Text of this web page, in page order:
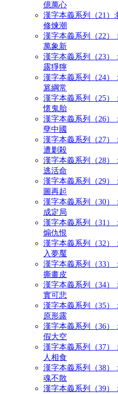
億萬心
漢字本義系列（21）
修煉潮
漢字本義系列（22）
萬象新
漢字本義系列（23）
露猙獰
漢字本義系列（24）
篡綱常
漢字本義系列（25）
懷鬼胎
漢字本義系列（26）
孽中國
漢字本義系列（27）
遭剿殺
漢字本義系列（28）
逃活命
漢字本義系列（29）
圖再起
漢字本義系列（30）
成定局
漢字本義系列（31）
煽仇恨
漢字本義系列（32）
入夢魘
漢字本義系列（33）
撕畫皮
漢字本義系列（34）
實可悲
漢字本義系列（35）
原形露
漢字本義系列（36）
假大空
漢字本義系列（37）
人相食
漢字本義系列（38）
魂不散
漢字本義系列（39）